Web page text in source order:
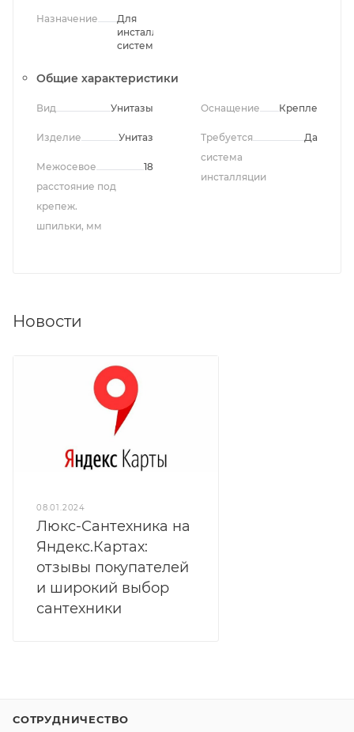
Назначение
Для
инсталляционных
систем
Общие характеристики
Вид Унитазы
Изделие Унитаз
Межосевое
расстояние под
крепеж.
шпильки, мм
18
Оснащение Крепления
Требуется
система
инсталляции
Да
Новости
08.01.2024
Люкс-Сантехника на
Яндекс.Картах:
отзывы покупателей
и широкий выбор
сантехники
СОТРУДНИЧЕСТВО